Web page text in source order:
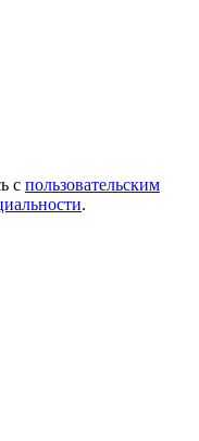
с пользовательским
.